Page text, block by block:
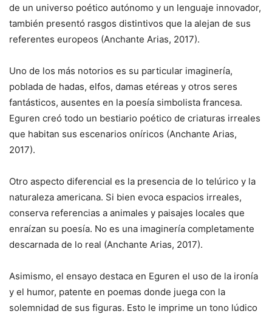
de un universo poético autónomo y un lenguaje innovador,
también presentó rasgos distintivos que la alejan de sus
referentes europeos (Anchante Arias, 2017).
Uno de los más notorios es su particular imaginería,
poblada de hadas, elfos, damas etéreas y otros seres
fantásticos, ausentes en la poesía simbolista francesa.
Eguren creó todo un bestiario poético de criaturas irreales
que habitan sus escenarios oníricos (Anchante Arias,
2017).
Otro aspecto diferencial es la presencia de lo telúrico y la
naturaleza americana. Si bien evoca espacios irreales,
conserva referencias a animales y paisajes locales que
enraízan su poesía. No es una imaginería completamente
descarnada de lo real (Anchante Arias, 2017).
Asimismo, el ensayo destaca en Eguren el uso de la ironía
y el humor, patente en poemas donde juega con la
solemnidad de sus figuras. Esto le imprime un tono lúdico